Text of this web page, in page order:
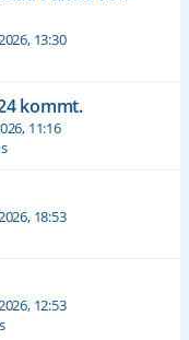
13:30
kommt.
11:16
18:53
12:53